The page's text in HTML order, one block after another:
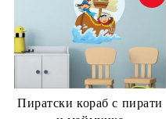
Пиратски кораб с пирати